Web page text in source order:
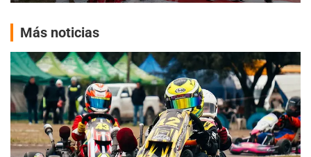
Más noticias